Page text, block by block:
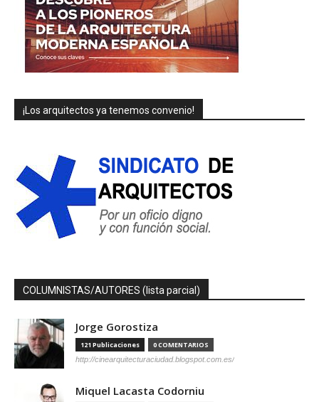
¡Los arquitectos ya tenemos convenio!
COLUMNISTAS/AUTORES (lista parcial)
Jorge Gorostiza
121 Publicaciones 0 COMENTARIOS
http://cinearquitecturaciudad.blogspot.com.es/
Miquel Lacasta Codorniu